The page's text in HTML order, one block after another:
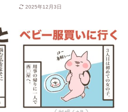
2025年12月3日